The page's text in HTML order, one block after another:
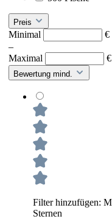
Preis
Minimal
€
–
Maximal
€
Bewertung mind.
Filter hinzufügen:
Sternen